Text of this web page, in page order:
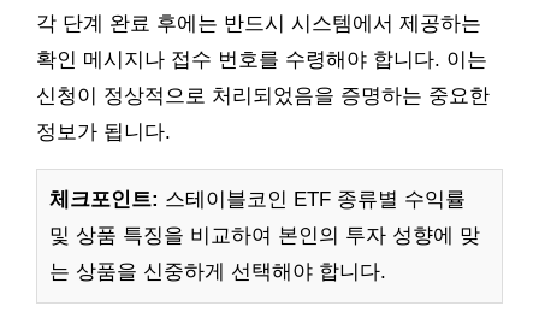
각 단계 완료 후에는 반드시 시스템에서 제공하는
확인 메시지나 접수 번호를 수령해야 합니다. 이는
신청이 정상적으로 처리되었음을 증명하는 중요한
정보가 됩니다.
체크포인트: 스테이블코인 ETF 종류별 수익률
및 상품 특징을 비교하여 본인의 투자 성향에 맞
는 상품을 신중하게 선택해야 합니다.